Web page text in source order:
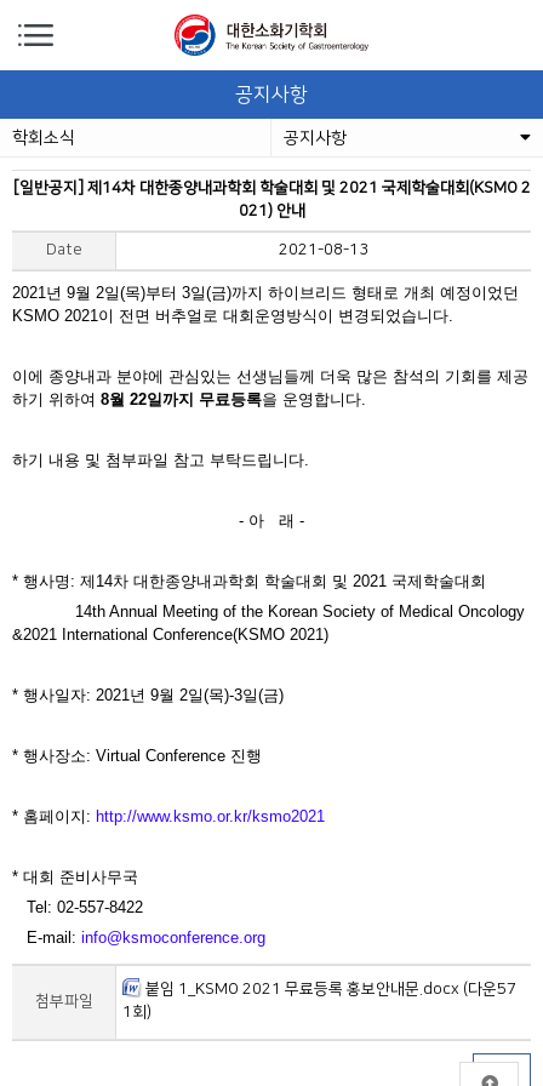
공지사항
학회소식 공지사항
[일반공지] 제14차 대한종양내과학회 학술대회 및 2021 국제학술대회(KSMO 2
021) 안내
Date 2021-08-13
2021년 9월 2일(목)부터 3일(금)까지 하이브리드 형태로 개최 예정이었던
KSMO 2021이 전면 버추얼로 대회운영방식이 변경되었습니다.
이에 종양내과 분야에 관심있는 선생님들께 더욱 많은 참석의 기회를 제공
하기 위하여 8월 22일까지 무료등록을 운영합니다.
하기 내용 및 첨부파일 참고 부탁드립니다.
- 아 래 -
* 행사명: 제14차 대한종양내과학회 학술대회 및 2021 국제학술대회
14th Annual Meeting of the Korean Society of Medical Oncology
&2021 International Conference(KSMO 2021)
* 행사일자: 2021년 9월 2일(목)-3일(금)
* 행사장소: Virtual Conference 진행
* 홈페이지: http://www.ksmo.or.kr/ksmo2021
* 대회 준비사무국
Tel: 02-557-8422
E-mail: info@ksmoconference.org
첨부파일
붙임 1_KSMO 2021 무료등록 홍보안내문.docx (다운57
1회)
목록